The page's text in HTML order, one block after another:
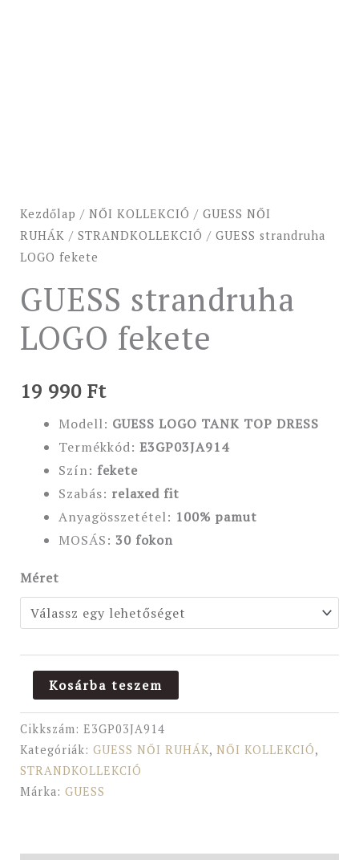
Kezdőlap / NŐI KOLLEKCIÓ / GUESS NŐI
RUHÁK / STRANDKOLLEKCIÓ / GUESS strandruha
LOGO fekete
GUESS strandruha
LOGO fekete
19 990 Ft
Modell: GUESS LOGO TANK TOP DRESS
Termékkód: E3GP03JA914
Szín: fekete
Szabás: relaxedfit
Anyagösszetétel: 100% pamut
MOSÁS: 30 fokon
Méret
Kosárba teszem
Cikkszám: E3GP03JA914
Kategóriák: GUESS NŐI RUHÁK, NŐI KOLLEKCIÓ,
STRANDKOLLEKCIÓ
Márka: GUESS